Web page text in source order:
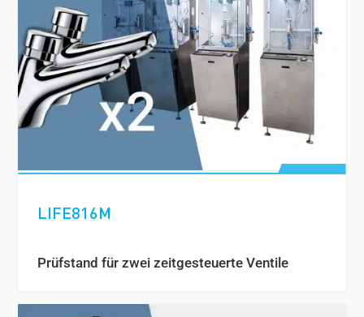
LIFE816M
Prüfstand für zwei zeitgesteuerte Ventile